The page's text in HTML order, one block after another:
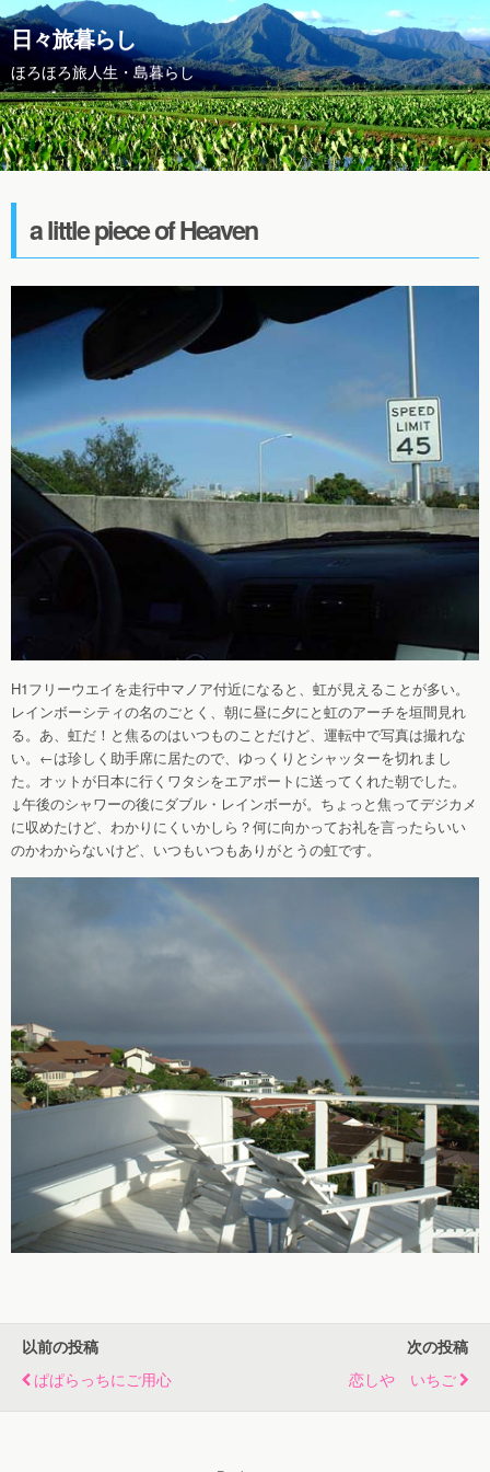
日々旅暮らし
ほろほろ旅人生・島暮らし
a little piece of Heaven
H1フリーウエイを走行中マノア付近になると、虹が見えることが多い。
レインボーシティの名のごとく、朝に昼に夕にと虹のアーチを垣間見れ
る。あ、虹だ！と焦るのはいつものことだけど、運転中で写真は撮れな
い。←は珍しく助手席に居たので、ゆっくりとシャッターを切れまし
た。オットが日本に行くワタシをエアポートに送ってくれた朝でした。
↓午後のシャワーの後にダブル・レインボーが。ちょっと焦ってデジカメ
に収めたけど、わかりにくいかしら？何に向かってお礼を言ったらいい
のかわからないけど、いつもいつもありがとうの虹です。
以前の投稿
ぱぱらっちにご用心
次の投稿
恋しや いちご